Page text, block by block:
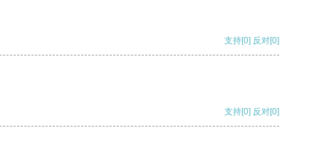
支持[0] 反对[0]
支持[0] 反对[0]